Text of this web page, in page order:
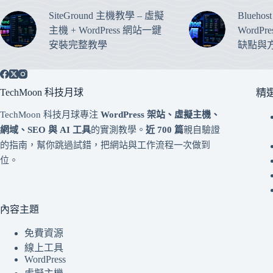
SiteGround 主機教學 – 虛擬
主機 + WordPress 網站一鍵
安裝完整教學
缺點與
TechMoon 科技月球
TechMoon 科技月球專注 WordPress 架站、虛擬主機、
網域、SEO 與 AI 工具的實測教學。 近 700 篇親自驗證
的指南，幫你跳過試錯，把網站與工作流程一次做到
位。
內容主題
免費資源
線上工具
WordPress
精